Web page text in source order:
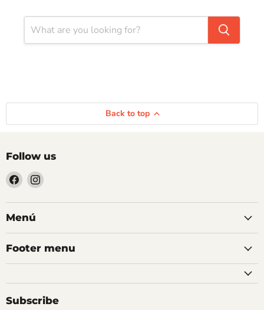
Back to top
Follow us
Find
us
on
Facebook
Find
on
Menú
Footer menu
Subscribe